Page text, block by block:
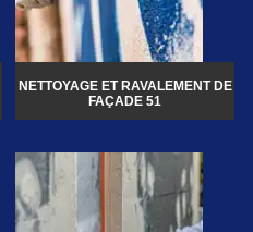
NETTOYAGE ET RAVALEMENT DE
FAÇADE 51